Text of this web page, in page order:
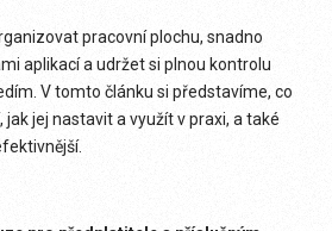
pracovní plochu, snadno
aplikací a udržet si plnou kontrolu
V tomto článku si představíme, co
jej nastavit a využít v praxi, a také